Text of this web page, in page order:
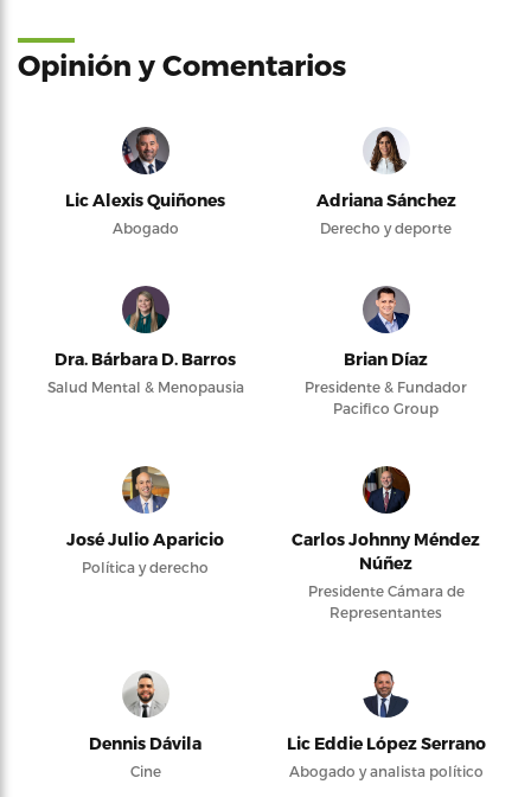
Opinión y Comentarios
Lic Alexis Quiñones
Abogado
Adriana Sánchez
Derecho y deporte
Dra. Bárbara D. Barros
Salud Mental & Menopausia
Brian Díaz
Presidente & Fundador
Pacifico Group
José Julio Aparicio
Política y derecho
Carlos Johnny Méndez
Núñez
Presidente Cámara de
Representantes
Dennis Dávila
Cine
Lic Eddie López Serrano
Abogado y analista político